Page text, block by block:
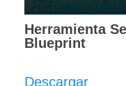
Herramienta
Blueprint
Descargar